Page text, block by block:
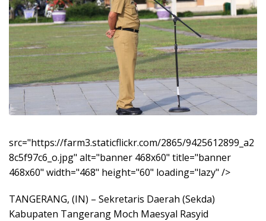
src="https://farm3.staticflickr.com/2865/9425612899_a2
8c5f97c6_o.jpg" alt="banner 468x60" title="banner
468x60" width="468" height="60" loading="lazy" />
TANGERANG, (IN) – Sekretaris Daerah (Sekda)
Kabupaten Tangerang Moch Maesyal Rasyid